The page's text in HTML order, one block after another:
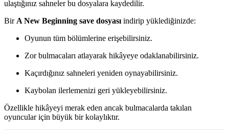
ulaştığınız sahneler bu dosyalara kaydedilir.
Bir A New Beginning save dosyası indirip yüklediğinizde:
Oyunun tüm bölümlerine erişebilirsiniz.
Zor bulmacaları atlayarak hikâyeye odaklanabilirsiniz.
Kaçırdığınız sahneleri yeniden oynayabilirsiniz.
Kaybolan ilerlemenizi geri yükleyebilirsiniz.
Özellikle hikâyeyi merak eden ancak bulmacalarda takılan
oyuncular için büyük bir kolaylıktır.